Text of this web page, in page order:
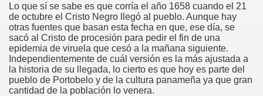
Lo que sí se sabe es que corría el año 1658 cuando el 21
de octubre el Cristo Negro llegó al pueblo. Aunque hay
otras fuentes que basan esta fecha en que, ese día, se
sacó al Cristo de procesión para pedir el fin de una
epidemia de viruela que cesó a la mañana siguiente.
Independientemente de cuál versión es la más ajustada a
la historia de su llegada, lo cierto es que hoy es parte del
pueblo de Portobelo y de la cultura panameña ya que gran
cantidad de la población lo venera.